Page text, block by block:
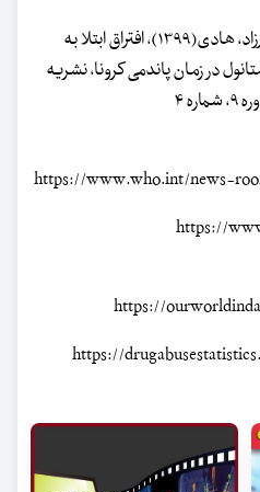
۳- قوچانی خراسانی، احمد و شیرزاد، هادی(۱۳۹۹)، افتراق ابتلا به
با متانول در زمان پاندمی کرونا، نشریه
۴
https://www.who.int/news-
https://
https://
https://